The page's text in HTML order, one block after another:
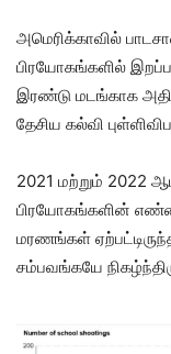
அமெரிக்காவில்
பிரயோகங்களில்
இரண்டு மடங்காக
தேசிய கல்வி
2021 மற்றும் 2022
பிரயோகங்களின்
மரணங்கள்
சம்பவங்கயே